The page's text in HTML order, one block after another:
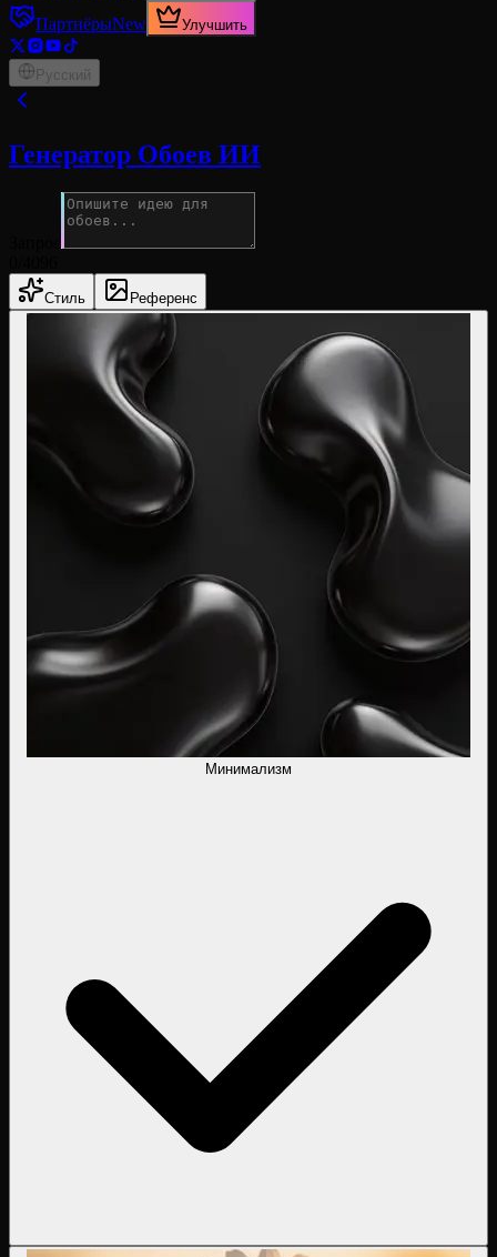
ПартнёрыNew Улучшить
Русский
Генератор Обоев ИИ
Стиль Референс
Минимализм